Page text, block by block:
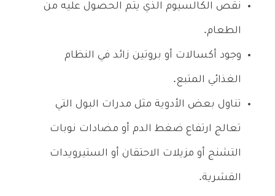
نقص الكالسيوم الذي يتم الحصول عليه من
الطعام.
وجود أكسالات أو بروتين زائد في النظام
الغذائي المتبع.
تناول بعض الأدوية مثل مدرات البول التي
تعالج ارتفاع ضغط الدم أو مضادات نوبات
التشنج أو مزيلات الاحتقان أو الستيرويدات
القشرية.